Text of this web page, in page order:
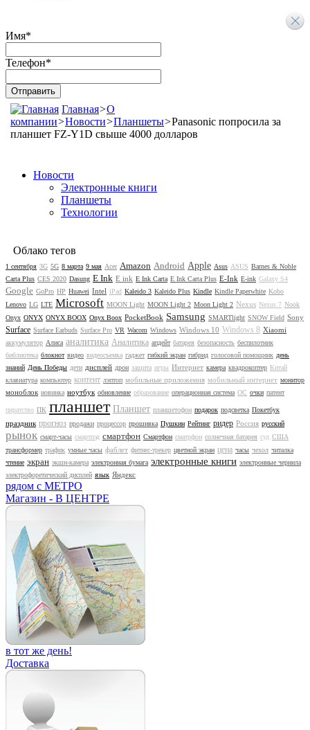
Имя*
Телефон*
Главная>О
компании>Новости>Планшеты>Panasonic попросила за
планшет FZ-Y1D свыше 4000 долларов
Новости
Электронные книги
Планшеты
Технологии
Облако тегов
1 сентября 3G 5G 8 марта 9 мая Acer Amazon Android Apple Asus ASUS Barnes & Noble
Carta Plus CES 2020 Dasung E Ink E ink E Ink Carta E Ink Carta Plus E-Ink E-ink Galaxy S4
Google GoPro HP Huawei Intel iPad Kaleido 3 Kaleido Plus Kindle Kindle Paperwhite Kobo
Lenovo LG LTE Microsoft MOON Light MOON Light 2 Moon Light 2 Nexus Nexus 7 Nook
Onyx ONYX ONYX BOOX Onyx Boox PocketBook Samsung SMARTlight SNOW Field Sony
Surface Surface Earbuds Surface Pro VR Wacom Windows Windows 10 Windows 8 Xiaomi
аккумулятор Алиса аналитика Аналитика апдейт батарея безопасность беспилотник
библиотека блокнот видео видеосъемка гаджет гибкий экран гибрид голосовой помощник день
знаний День Победы дети дисплей дрон защита игры Интернет камера квадрокоптер Китай
клавиатура компьютер контент лэптоп мобильные приложения мобильный интернет монитор
моноблок новинка ноутбук обновление образование операционная система ОС очки патент
пиратство ПК планшет Планшет планшетофон подарок подсветка Покетбук
праздник прогноз продажи процессор прошивка Пушкин Рейтинг ридер Россия русский
рынок смарт-часы смартпэд смартфон Смартфон сматрфон солнечная батарея суд США
трансформер трафик умные часы фаблет фитнес-трекер цветной экран цена часы чехол читалка
чтение экран экшн-камера электронная бумага электронные книги электронные чернила
электрофоретический дисплей язык Яндекс
рядом с МЕТРО
Магазин - В ЦЕНТРЕ
в тот же день!
Доставка